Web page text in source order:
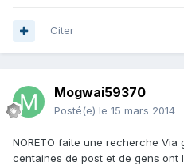
Citer
Mogwai59370
Posté(e) le 15 mars 2014
NORETO faite une recherche
centaines de post et de gens ont